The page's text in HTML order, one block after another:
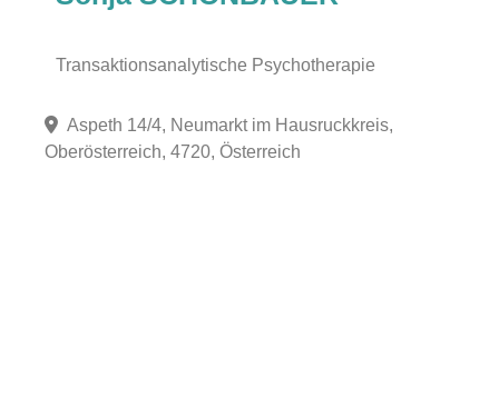
Transaktionsanalytische Psychotherapie
Aspeth 14/4, Neumarkt im Hausruckkreis,
Oberösterreich, 4720, Österreich